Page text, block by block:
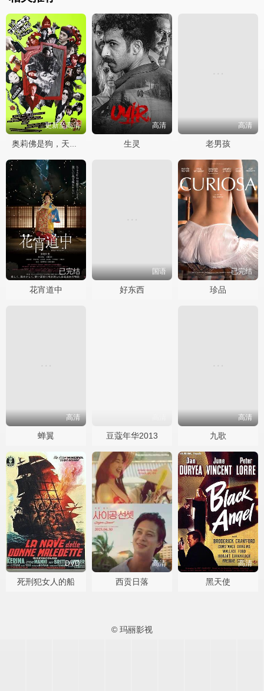
更新至高清
奥莉佛是狗，天哪！！这家伙 电影版
高清
生灵
高清
老男孩
已完结
花宵道中
国语
好东西
已完结
珍品
高清
蝉翼 豆蔻年华2013
高清
九歌
DVD
死刑犯女人的船
高清
西贡日落
高清
黑天使
© 玛丽影视